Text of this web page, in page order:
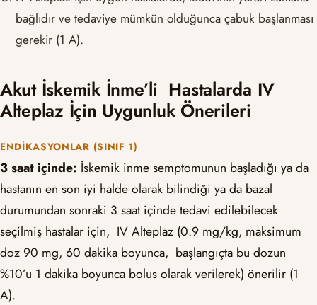
bağlıdır ve tedaviye mümkün olduğunca çabuk başlanması
gerekir (1 A).
Akut İskemik İnme’li Hastalarda IV
Alteplaz İçin Uygunluk Önerileri
ENDIKASYONLAR (SINIF 1)
3 saat içinde: İskemik inme semptomunun başladığı ya da
hastanın en son iyi halde olarak bilindiği ya da bazal
durumundan sonraki 3 saat içinde tedavi edilebilecek
seçilmiş hastalar için, IV Alteplaz (0.9 mg/kg, maksimum
doz 90 mg, 60 dakika boyunca, başlangıçta bu dozun
%10’u 1 dakika boyunca bolus olarak verilerek) önerilir (1
A).